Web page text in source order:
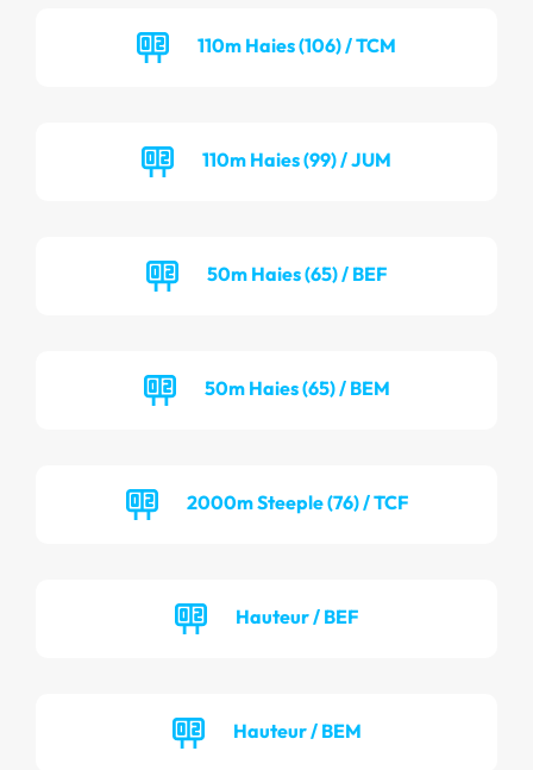
110m Haies (106) / TCM
110m Haies (99) / JUM
50m Haies (65) / BEF
50m Haies (65) / BEM
2000m Steeple (76) / TCF
Hauteur / BEF
Hauteur / BEM